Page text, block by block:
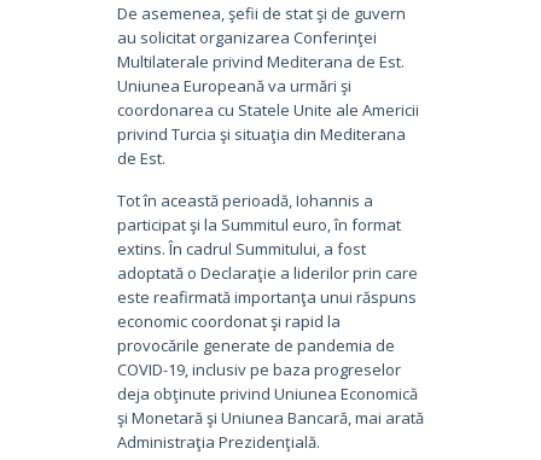
De asemenea, şefii de stat şi de guvern
au solicitat organizarea Conferinţei
Multilaterale privind Mediterana de Est.
Uniunea Europeană va urmări şi
coordonarea cu Statele Unite ale Americii
privind Turcia şi situaţia din Mediterana
de Est.
Tot în această perioadă, Iohannis a
participat şi la Summitul euro, în format
extins. În cadrul Summitului, a fost
adoptată o Declaraţie a liderilor prin care
este reafirmată importanţa unui răspuns
economic coordonat şi rapid la
provocările generate de pandemia de
COVID-19, inclusiv pe baza progreselor
deja obţinute privind Uniunea Economică
şi Monetară şi Uniunea Bancară, mai arată
Administraţia Prezidenţială.